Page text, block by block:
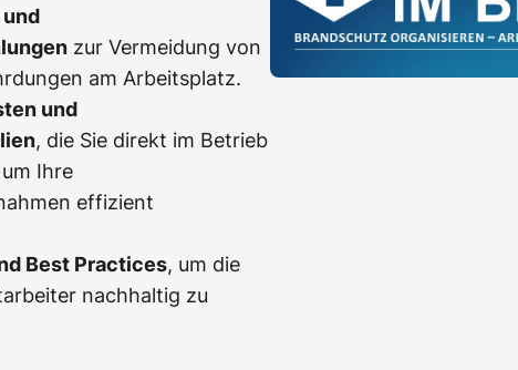
zur Vermeidung von
am Arbeitsplatz.
und
, die Sie direkt im Betrieb
Ihre
effizient
Best Practices, um die
nachhaltig zu